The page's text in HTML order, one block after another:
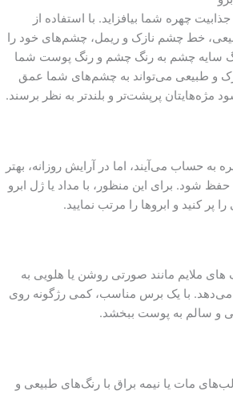
چهره شما بیافزاید. با استفاده از
خط چشم نازک و ریمل، چشم‌های خود را
سایه چشم به رنگ چشم و رنگ پوست شما
و طبیعی می‌تواند به چشم‌های شما عمق
مژه‌هایتان پرپشت‌تر و بلندتر به نظر برسند.
به حساب می‌آیند، اما در آرایش روزانه، بهتر
شود. برای این منظور، با مداد یا ژل ابرو
کنید و ابروها را مرتب نمایید.
های ملایم مانند صورتی روشن یا هلویی به
می‌دهد. با یک برس مناسب، کمی رژگونه روی
و سالم به پوست ببخشد.
لب‌های مات یا نیمه براق با رنگ‌های طبیعی و